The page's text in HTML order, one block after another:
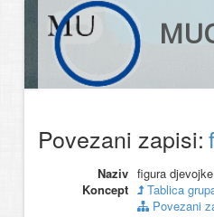
Povezani zapisi:
Naziv figura djevojke
Koncept
Tablica
Povezani